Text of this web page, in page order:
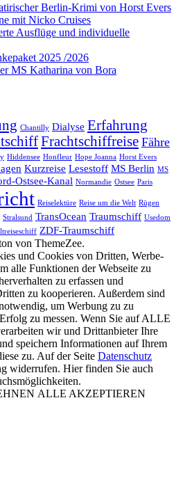
Berlin-Krimi von Horst Evers
mit Nicko Cruises
Ausflüge und individuelle
2025 /2026
MS Katharina von Bora
Chantilly Dialyse Erfahrung
Frachtschiffreise Fähre
Hiddensee Honfleur Hope Joanna Horst Evers
Kurzreise Lesestoff MS Berlin MS
Ostsee-Kanal Normandie Ostsee Paris
Reiselektüre Reise um die Welt Rügen
Stralsund TransOcean Traumschiff Usedom
ZDF-Traumschiff
von ThemeZee.
und Cookies von Dritten, Werbe-
alle Funktionen der Webseite zu
zu erfassen und
zu kooperieren. Außerdem sind
um Werbung zu zu
zu messen. Wenn Sie auf ALLE
wir und Drittanbieter Ihre
speichern Informationen auf Ihrem
zu. Auf der Seite Datenschutz
widerrufen. Hier finden Sie auch
ALLE AKZEPTIEREN